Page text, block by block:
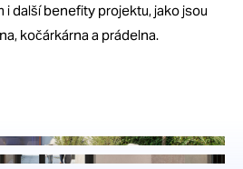
i další benefity projektu, jako jsou
kočárkárna a prádelna.